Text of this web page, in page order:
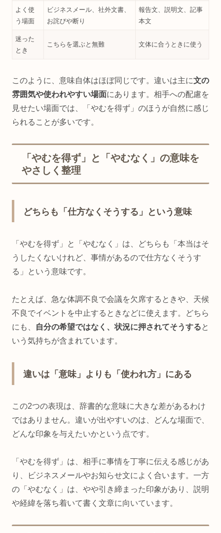
よく使
う場面
ビジネスメール、社外文書、
お詫びや断り
報告文、説明文、記事
本文
迷った
とき
こちらを選ぶと無難 文体に合うときに使う
このように、意味自体はほぼ同じです。違いは主に文の
雰囲気や使われやすい場面にあります。相手への配慮を
見せたい場面では、「やむを得ず」のほうが自然に感じ
られることが多いです。
「やむを得ず」と「やむなく」の意味を
やさしく整理
どちらも「仕方なくそうする」という意味
「やむを得ず」と「やむなく」は、どちらも「本当はそ
うしたくないけれど、事情があるので仕方なくそうす
る」という意味です。
たとえば、急な体調不良で会議を欠席するときや、天候
不良でイベントを中止するときなどに使えます。どちら
にも、
自分の希望ではなく、状況に押されてそうすると
いう気持ちが含まれています。
違いは「意味」よりも「使われ方」にある
この2つの表現は、辞書的な意味に大きな差があるわけ
ではありません。違いが出やすいのは、どんな場面で、
どんな印象を与えたいかという点です。
「やむを得ず」は、相手に事情を丁寧に伝える感じがあ
り、ビジネスメールやお知らせ文によく合います。一方
の「やむなく」は、やや引き締まった印象があり、説明
や経緯を落ち着いて書く文章に向いています。